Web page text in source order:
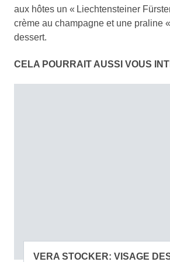
aux hôtes un « Liechtensteiner
crème au champagne et une praline
dessert.
CELA POURRAIT AUSSI VOUS
VERA STOCKER: VISAGE